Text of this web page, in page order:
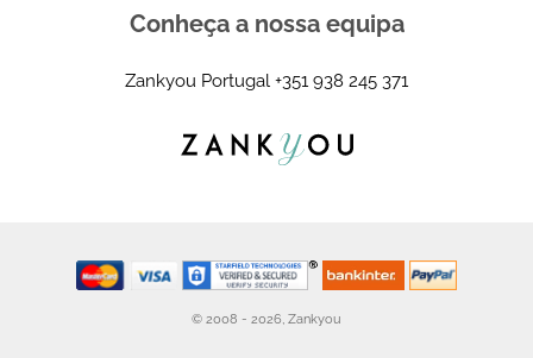
Conheça a nossa equipa
Zankyou Portugal +351 938 245 371
© 2008 - 2026, Zankyou